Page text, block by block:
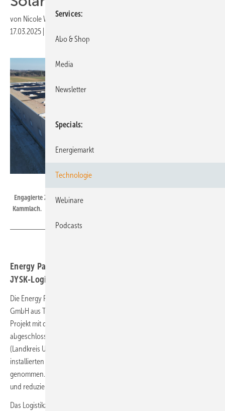
von Nicole Weinhold
17.03.2025
Engagierte Zusammenarbeit der Teams von Energy Partners und JYSK in
Kammlach.
Energy Partners realisiert erste Photovoltaikanlage für
JYSK-Logistikzentrum in Kammlach
Die Energy Partners GmbH, eine Tochtergesellschaft der Maxsolar
GmbH aus Traunstein, hat ihr erstes gemeinsames Photovoltaik-
Projekt mit dem dänischen Einrichtungskonzern JYSK SE erfolgreich
abgeschlossen. Auf dem Dach des Logistikzentrums in Kammlach
(Landkreis Unterallgäu) wurde eine Aufdach-Solaranlage mit einer
installierten Leistung von rund 750 Kilowatt (kW) in Betrieb
genommen. Der erzeugte Sonnenstrom wird direkt vor Ort genutzt
und reduziert den externen Energiebedarf des Standorts erheblich.
Das Logistikzentrum in Kammlach ist eine zentrale Drehscheibe für die
Services
Abo & Shop
Media
Newsletter
Specials
Energiemarkt
Technologie
Webinare
Podcasts